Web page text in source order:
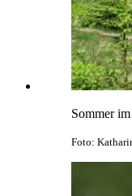
Sommer
Foto: